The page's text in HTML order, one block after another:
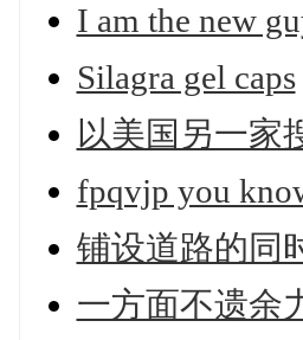
I am the new
Silagra gel caps
以美国另一家
fpqvjp you
铺设道路的同
一方面不遗余